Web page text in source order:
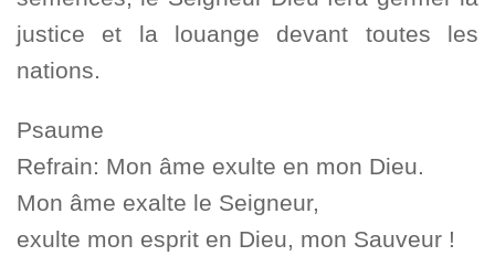
justice et la louange devant toutes les
nations.
Psaume
Refrain: Mon âme exulte en mon Dieu.
Mon âme exalte le Seigneur,
exulte mon esprit en Dieu, mon Sauveur !